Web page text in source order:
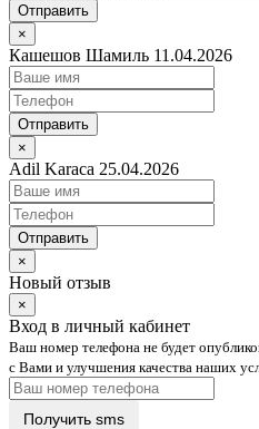
Отправить
×
Кашешов Шамиль 11.04.2026
Отправить
×
Adil Karaca 25.04.2026
Отправить
×
Новый отзыв
×
Вход в личный кабинет
Ваш номер телефона не будет
с Вами и улучшения качества наших